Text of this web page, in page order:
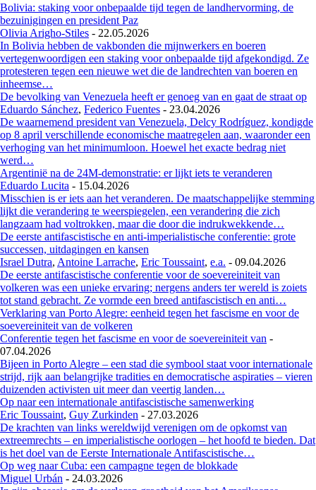
Bolivia: staking voor onbepaalde tijd tegen de landhervorming, de
bezuinigingen en president Paz
Olivia Arigho-Stiles - 22.05.2026
In Bolivia hebben de vakbonden die mijnwerkers en boeren
vertegenwoordigen een staking voor onbepaalde tijd afgekondigd. Ze
protesteren tegen een nieuwe wet die de landrechten van boeren en
inheemse…
De bevolking van Venezuela heeft er genoeg van en gaat de straat op
Eduardo Sánchez, Federico Fuentes - 23.04.2026
De waarnemend president van Venezuela, Delcy Rodríguez, kondigde
op 8 april verschillende economische maatregelen aan, waaronder een
verhoging van het minimumloon. Hoewel het exacte bedrag niet
werd…
Argentinië na de 24M-demonstratie: er lijkt iets te veranderen
Eduardo Lucita - 15.04.2026
Misschien is er iets aan het veranderen. De maatschappelijke stemming
lijkt die verandering te weerspiegelen, een verandering die zich
langzaam had voltrokken, maar die door die indrukwekkende…
De eerste antifascistische en anti-imperialistische conferentie: grote
successen, uitdagingen en kansen
Israel Dutra, Antoine Larrache, Eric Toussaint, e.a. - 09.04.2026
De eerste antifascistische conferentie voor de soevereiniteit van
volkeren was een unieke ervaring; nergens anders ter wereld is zoiets
tot stand gebracht. Ze vormde een breed antifascistisch en anti…
Verklaring van Porto Alegre: eenheid tegen het fascisme en voor de
soevereiniteit van de volkeren
Conferentie tegen het fascisme en voor de soevereiniteit van -
07.04.2026
Bijeen in Porto Alegre – een stad die symbool staat voor internationale
strijd, rijk aan belangrijke tradities en democratische aspiraties – vieren
duizenden activisten uit meer dan veertig landen…
Op naar een internationale antifascistische samenwerking
Eric Toussaint, Guy Zurkinden - 27.03.2026
De krachten van links wereldwijd verenigen om de opkomst van
extreemrechts – en imperialistische oorlogen – het hoofd te bieden. Dat
is het doel van de Eerste Internationale Antifascistische…
Op weg naar Cuba: een campagne tegen de blokkade
Miguel Urbán - 24.03.2026